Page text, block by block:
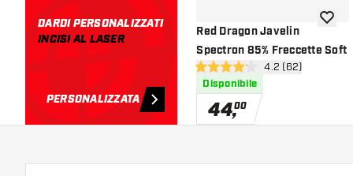
DARDI PERSONALIZZATI
INCISI AL LASER
PERSONALIZZATA
Red Dragon Javelin
Spectron 85% Freccette Soft
apri pannello
4.2 stelle di valutazione
4.2 (62)
Disponibile
44,00